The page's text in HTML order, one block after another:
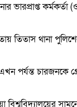
ভারপ্রাপ্ত
তিতাস থানা
পর্যন্ত চারজনকে
বিশ্ববিদ্যালয়ের